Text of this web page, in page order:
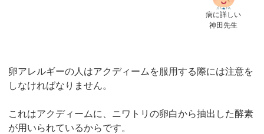
病に詳しい
神田先生
卵アレルギーの人はアクディームを服用する際には注意を
しなければなりません。
これはアクディームに、ニワトリの卵白から抽出した酵素
が用いられているからです。